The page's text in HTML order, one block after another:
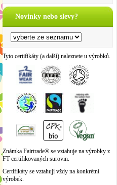
Novinky nebo slevy?
Tyto certifikáty (a další) naleznete u výrobků.
Známka Fairtrade® se vztahuje na výrobky z
FT certifikovaných surovin.
Certifikáty se vztahují vždy na konkrétní
výrobek.